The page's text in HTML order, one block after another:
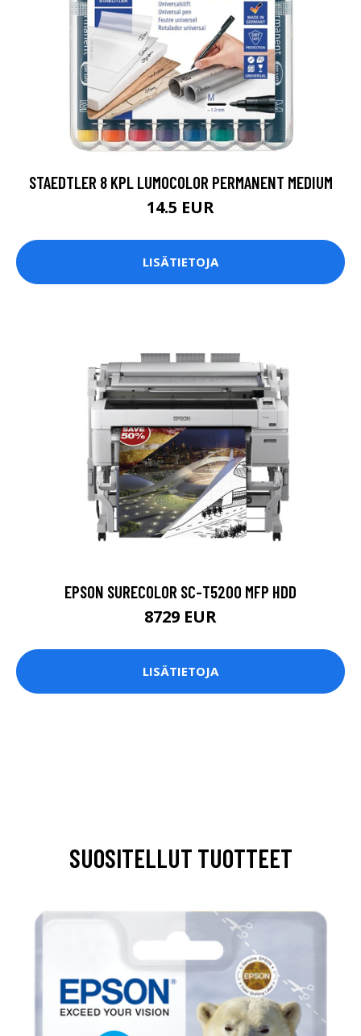
STAEDTLER 8 KPL LUMOCOLOR PERMANENT MEDIUM
14.5 EUR
LISÄTIETOJA
EPSON SURECOLOR SC-T5200 MFP HDD
8729 EUR
LISÄTIETOJA
SUOSITELLUT TUOTTEET